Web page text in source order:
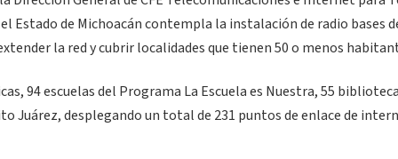
de Michoacán contempla la instalación de radio bases
la red y cubrir localidades que tienen 50 o menos
94 escuelas del Programa La Escuela es Nuestra, 55
Juárez, desplegando un total de 231 puntos de enlace de